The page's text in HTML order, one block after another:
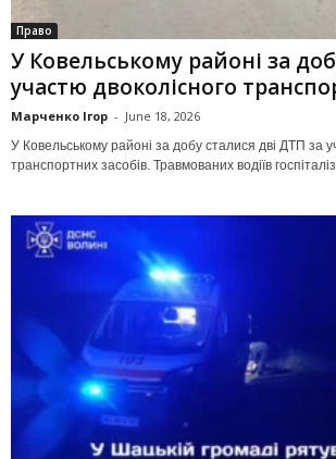
Право
У Ковельському районі за
участю двоколісного
Марченко Ігор - June 18, 2026
У Ковельському районі за добу сталися дві ДТП за
транспортних засобів. Травмованих водіїв